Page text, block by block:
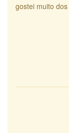
gostei muito